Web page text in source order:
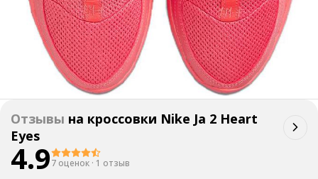
Отзывы на кроссовки Nike Ja 2 Heart
Eyes
4.97 оценок · 1 отзыв